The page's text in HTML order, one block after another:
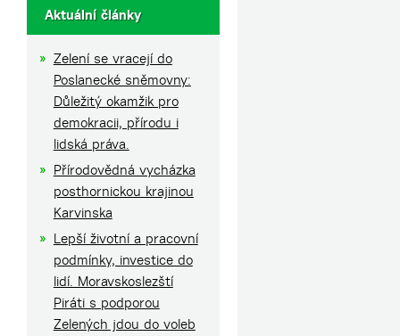
Aktuální články
Zelení se vracejí do
Poslanecké sněmovny:
Důležitý okamžik pro
demokracii, přírodu i
lidská práva.
Přírodovědná vycházka
posthornickou krajinou
Karvinska
Lepší životní a pracovní
podmínky, investice do
lidí. Moravskoslezští
Piráti s podporou
Zelených jdou do voleb